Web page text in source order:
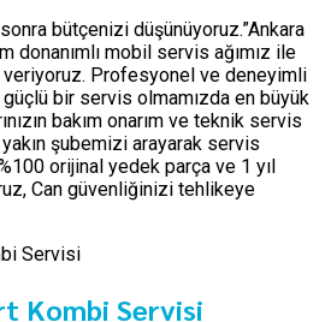
bütçenizi düşünüyoruz.”Ankara
donanımlı mobil servis ağımız ile
Profesyonel ve deneyimli
bir servis olmamızda en büyük
bakım onarım ve teknik servis
şubemizi arayarak servis
orijinal yedek parça ve 1 yıl
Can güvenliğinizi tehlikeye
Kombi Servisi